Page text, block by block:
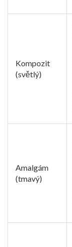
Kompozit
(světlý)
Amalgám
(tmavý)